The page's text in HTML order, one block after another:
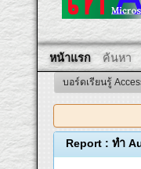
หน้าแรก ค้นหา
บอร์ดเรียนรู้
Report : ทำ